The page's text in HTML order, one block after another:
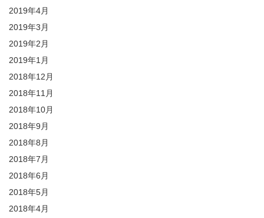
2019年4月
2019年3月
2019年2月
2019年1月
2018年12月
2018年11月
2018年10月
2018年9月
2018年8月
2018年7月
2018年6月
2018年5月
2018年4月